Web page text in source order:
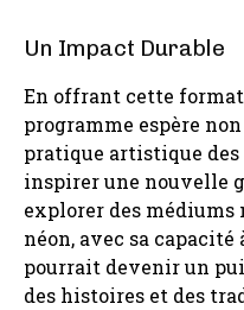
Un Impact Durable
En offrant cette
programme espère
pratique artistique
inspirer une nouvelle
explorer des médiums
néon, avec sa
pourrait devenir un
des histoires et des